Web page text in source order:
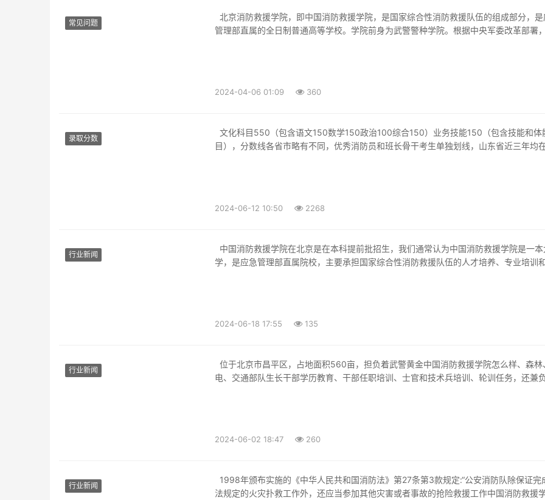
常见问题
管理部直属的全日制普通高等学校。学院前身为武警警种学院。根据中央军委改革部署，
2024-04-06 01:09 360
录取分数
目），分数线各省市略有不同，优秀消防员和班长骨干考生单独划线，山东省近三年均
2024-06-12 10:50 2268
行业新闻
学，是应急管理部直属院校，主要承担国家综合性消防救援队伍的人才培养、专业培训
2024-06-18 17:55 135
行业新闻
电、交通部队生长干部学历教育、干部任职培训、士官和技术兵培训、轮训任务，还兼
2024-06-02 18:47 260
行业新闻
法规定的火灾扑救工作外，还应当参加其他灾害或者事故的抢险救援工作中国消防救援